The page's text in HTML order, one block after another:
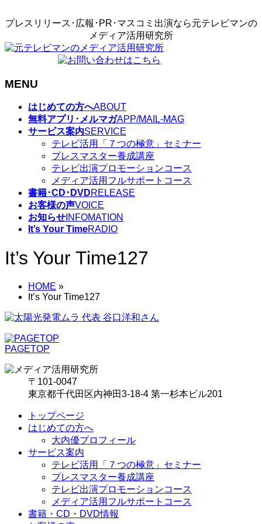
プレスリリース･広報･PR･マスコミ出演なら元テレビマンの
メディア活用研究所
MENU
はじめての方へABOUT
無料アプリ･メルマガAPP/MAIL-MAG
サービス案内SERVICE
テレビ活用「７つの極意」セミナー
プレスマスター養成講座
テレビ出演プロモーションコース
メディア活用フルサポートコース
書籍･CD･DVDRELEASE
お客様の声VOICE
お知らせ INFOMATION
It’s Your TimeRADIO
It’s Your Time127
HOME »
It’s Your Time127
PAGETOP
〒101-0047
東京都千代田区内神田3-18-4 第一杉本ビル201
トップページ
はじめての方へ
大内優プロフィール
サービス案内
テレビ活用「７つの極意」セミナー
プレスマスター養成講座
テレビ出演プロモーションコース
メディア活用フルサポートコース
書籍・CD・DVD情報